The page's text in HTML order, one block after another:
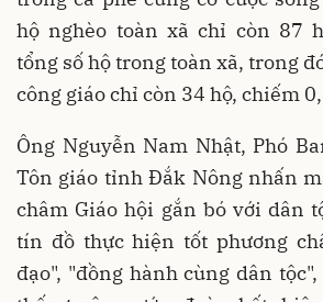
hộ nghèo toàn xã chỉ còn 87
tổng số hộ trong toàn xã, trong
công giáo chỉ còn 34 hộ, chiếm
Ông Nguyễn Nam Nhật, Phó
Tôn giáo tỉnh Đắk Nông nhấn
châm Giáo hội gắn bó với dân
tín đồ thực hiện tốt phương
đạo", "đồng hành cùng dân